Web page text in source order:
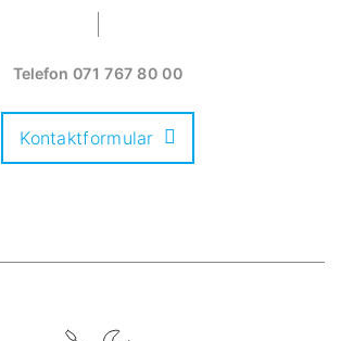
Telefon071 767 80 00
Kontaktformular